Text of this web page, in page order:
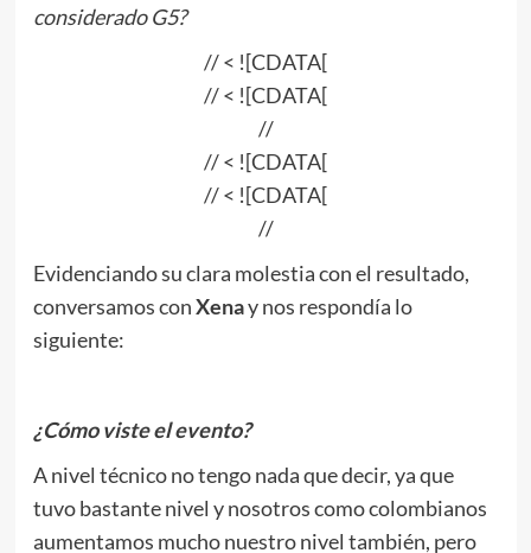
considerado G5?
// < ![CDATA[
// < ![CDATA[
//
// < ![CDATA[
// < ![CDATA[
//
Evidenciando su clara molestia con el resultado,
conversamos conXenay nos respondía lo
siguiente:
¿Cómo viste el evento?
A nivel técnico no tengo nada que decir, ya que
tuvo bastante nivel y nosotros como colombianos
aumentamos mucho nuestro nivel también, pero